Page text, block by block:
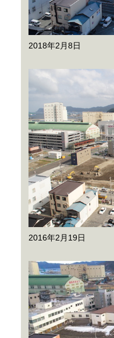
2018年2月8日
2016年2月19日